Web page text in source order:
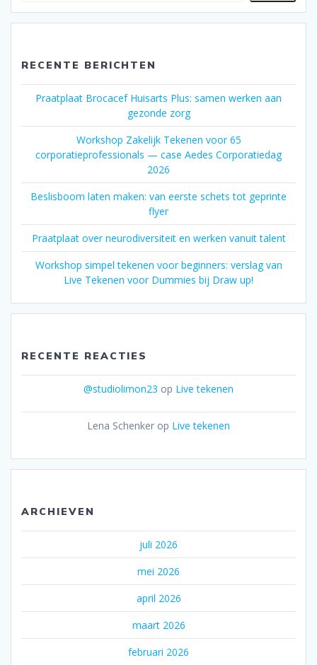
RECENTE BERICHTEN
Praatplaat Brocacef Huisarts Plus: samen werken aan
gezonde zorg
Workshop Zakelijk Tekenen voor 65
corporatieprofessionals — case Aedes Corporatiedag
2026
Beslisboom laten maken: van eerste schets tot geprinte
flyer
Praatplaat over neurodiversiteit en werken vanuit talent
Workshop simpel tekenen voor beginners: verslag van
Live Tekenen voor Dummies bij Draw up!
RECENTE REACTIES
@studiolimon23 op Live tekenen
Lena Schenker op Live tekenen
ARCHIEVEN
juli 2026
mei 2026
april 2026
maart 2026
februari 2026